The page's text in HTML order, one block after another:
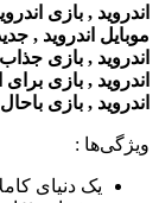
اندروید , بازی
موبایل اندروید ,
اندروید , بازی جذاب
اندروید , بازی
اندروید , بازی
ویژگی‌ها :
یک دنیای